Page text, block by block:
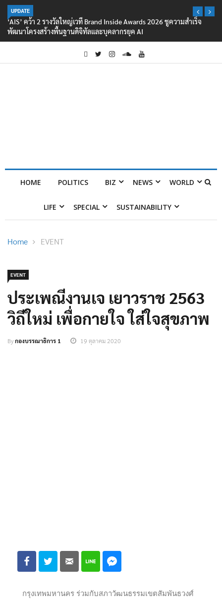
UPDATE
‘AIS’ คว้า 2 รางวัลใหญ่เวที Brand Inside Awards 2026 ชูความสำเร็จ
พัฒนาโครงสร้างพื้นฐานดิจิทัลและบุคลากรยุค AI
HOME POLITICS BIZ NEWS WORLD
LIFE SPECIAL SUSTAINABILITY
Home EVENT
EVENT
ประเพณีงานเจ เยาวราช 2563
วิถีใหม่ เพื่อกายใจ ใส่ใจสุขภาพ
Byกองบรรณาธิการ 1 19 ตุลาคม 2020
กรุงเทพมหานคร ร่วมกับสภาวัฒนธรรมเขตสัมพันธวงศ์